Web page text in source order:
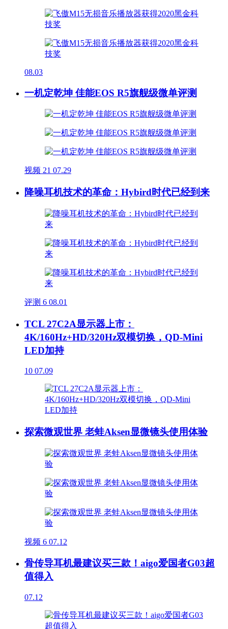
08.03
一机定乾坤 佳能EOS R5旗舰级微单评测
视频 21 07.29
降噪耳机技术的革命：Hybird时代已经到来
评测 6 08.01
TCL 27C2A显示器上市：
4K/160Hz+HD/320Hz双模切换，QD-Mini
LED加持
10 07.09
探索微观世界 老蛙Aksen显微镜头使用体验
视频 6 07.12
骨传导耳机最建议买三款！aigo爱国者G03超
值得入
07.12